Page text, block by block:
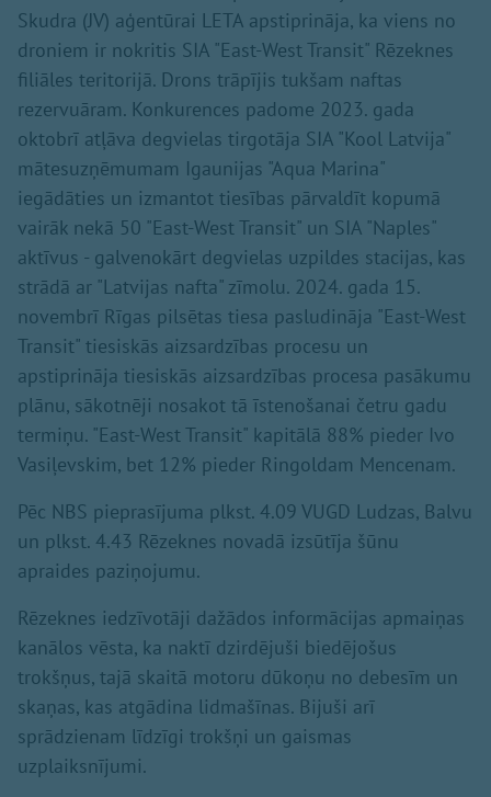
Skudra (JV) aģentūrai LETA apstiprināja, ka viens no
droniem ir nokritis SIA "East-West Transit" Rēzeknes
filiāles teritorijā. Drons trāpījis tukšam naftas
rezervuāram. Konkurences padome 2023. gada
oktobrī atļāva degvielas tirgotāja SIA "Kool Latvija"
mātesuzņēmumam Igaunijas "Aqua Marina"
iegādāties un izmantot tiesības pārvaldīt kopumā
vairāk nekā 50 "East-West Transit" un SIA "Naples"
aktīvus - galvenokārt degvielas uzpildes stacijas, kas
strādā ar "Latvijas nafta" zīmolu. 2024. gada 15.
novembrī Rīgas pilsētas tiesa pasludināja "East-West
Transit" tiesiskās aizsardzības procesu un
apstiprināja tiesiskās aizsardzības procesa pasākumu
plānu, sākotnēji nosakot tā īstenošanai četru gadu
termiņu. "East-West Transit" kapitālā 88% pieder Ivo
Vasiļevskim, bet 12% pieder Ringoldam Mencenam.
Pēc NBS pieprasījuma plkst. 4.09 VUGD Ludzas, Balvu
un plkst. 4.43 Rēzeknes novadā izsūtīja šūnu
apraides paziņojumu.
Rēzeknes iedzīvotāji dažādos informācijas apmaiņas
kanālos vēsta, ka naktī dzirdējuši biedējošus
trokšņus, tajā skaitā motoru dūkoņu no debesīm un
skaņas, kas atgādina lidmašīnas. Bijuši arī
sprādzienam līdzīgi trokšņi un gaismas
uzplaiksnījumi.